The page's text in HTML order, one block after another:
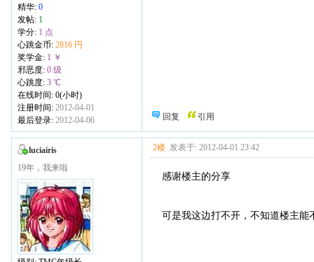
精华: 0
发帖: 1
学分: 1 点
心跳金币: 2816 円
奖学金: 1 ￥
邪恶度: 0 级
心跳度: 3 ℃
在线时间: 0(小时)
注册时间: 2012-04-01
最后登录: 2012-04-06 回复 引用
luciairis
19年，我来啦
2楼 发表于: 2012-04-01 23:42
感谢楼主的分享
可是我这边打不开，不知道楼主能